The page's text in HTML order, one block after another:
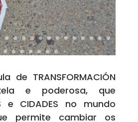
de TRANSFORMACIÓN
e poderosa, que
e CIDADES no mundo
permite cambiar os